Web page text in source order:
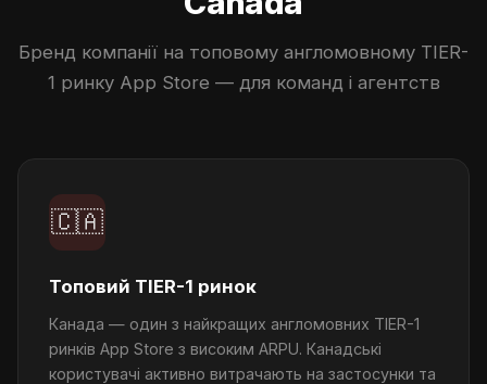
Бренд компанії на топовому англомовному TIER-
1 ринку App Store — для команд і агентств
🇨🇦
Топовий TIER-1 ринок
Канада — один з найкращих англомовних TIER-1
ринків App Store з високим ARPU. Канадські
користувачі активно витрачають на застосунки та